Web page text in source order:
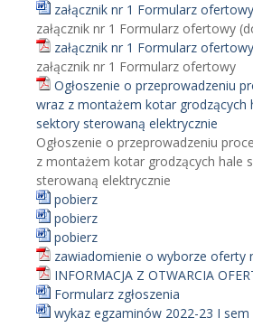
załącznik nr 1 Formularz
załącznik nr 1 Formularz ofertowy
załącznik nr 1 Formularz ofertowy
załącznik nr 1 Formularz ofertowy
Ogłoszenie o przeprowadzeniu
wraz z montażem kotar grodzących
sektory sterowaną elektrycznie
Ogłoszenie o przeprowadzeniu
z montażem kotar grodzących hale
sterowaną elektrycznie
pobierz
pobierz
pobierz
zawiadomienie o wyborze oferty
INFORMACJA Z OTWARCIA
Formularz zgłoszenia
wykaz egzaminów 2022-23 I sem